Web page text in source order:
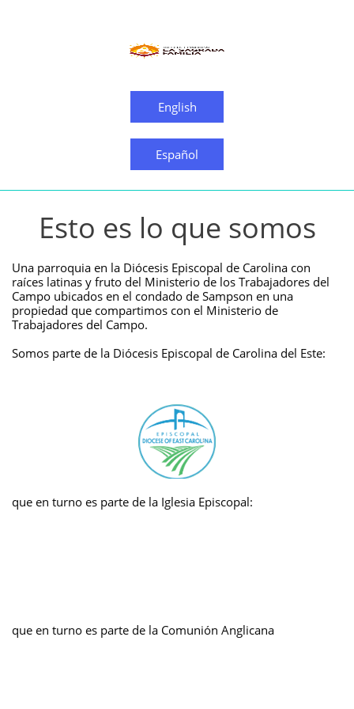
English
Español
Esto es lo que somos
Una parroquia en la Diócesis Episcopal de Carolina con
raíces latinas y fruto del Ministerio de los Trabajadores del
Campo ubicados en el condado de Sampson en una
propiedad que compartimos con el Ministerio de
Trabajadores del Campo.
Somos parte de la Diócesis Episcopal de Carolina del Este:
que en turno es parte de la Iglesia Episcopal:
que en turno es parte de la Comunión Anglicana